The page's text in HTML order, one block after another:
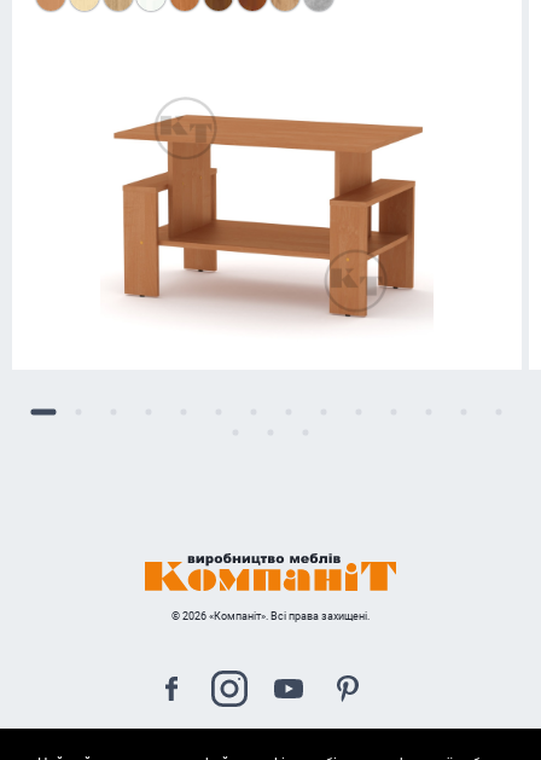
© 2026 «Компаніт». Всі права захищені.